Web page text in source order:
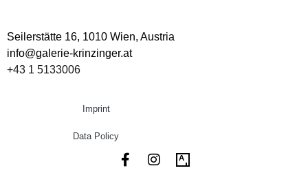
Seilerstätte 16, 1010 Wien, Austria
info@galerie-krinzinger.at
+43 1 5133006
Imprint
Data Policy